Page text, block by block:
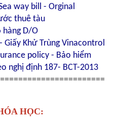
way bill - Orginal
thuê tàu
hàng D/O
Khử Trùng Vinacontrol
policy - Bảo hiểm
nghị định 187- BCT-2013
HỌC: